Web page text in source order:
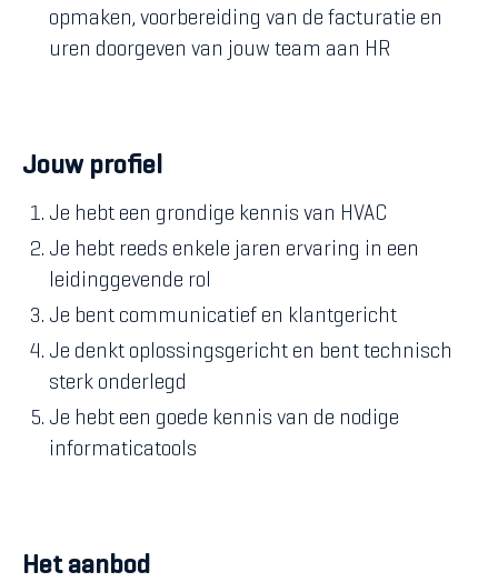
opmaken, voorbereiding van de facturatie en
uren doorgeven van jouw team aan HR
Jouw profiel
Je hebt een grondige kennis van HVAC
Je hebt reeds enkele jaren ervaring in een
leidinggevende rol
Je bent communicatief en klantgericht
Je denkt oplossingsgericht en bent technisch
sterk onderlegd
Je hebt een goede kennis van de nodige
informaticatools
Het aanbod